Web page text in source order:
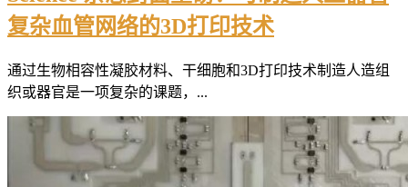
复杂血管网络的3D打印技术
通过生物相容性凝胶材料、干细胞和3D打印技术制造人造组
织或器官是一项复杂的课题，...